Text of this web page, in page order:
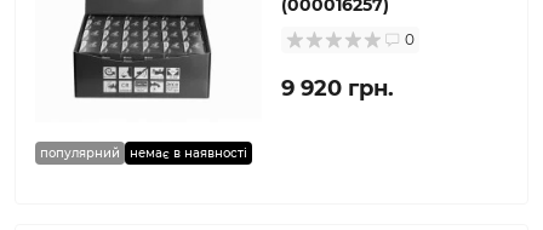
популярний немає в наявності
0
9 920 грн.